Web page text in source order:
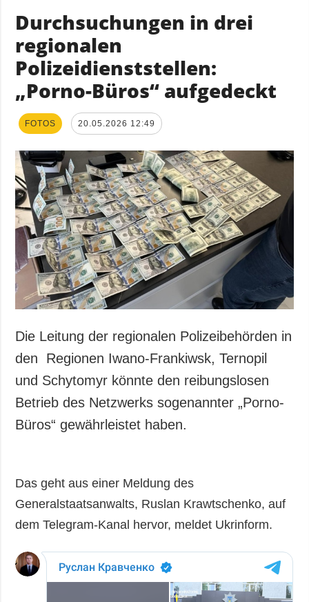
Durchsuchungen in drei
regionalen
Polizeidienststellen:
„Porno-Büros“ aufgedeckt
FOTOS 20.05.2026 12:49
Die Leitung der regionalen Polizeibehörden in
den Regionen Iwano-Frankiwsk, Ternopil
und Schytomyr könnte den reibungslosen
Betrieb des Netzwerks sogenannter „Porno-
Büros“ gewährleistet haben.
Das geht aus einer Meldung des
Generalstaatsanwalts, Ruslan Krawtschenko, auf
dem Telegram-Kanal hervor, meldet Ukrinform.